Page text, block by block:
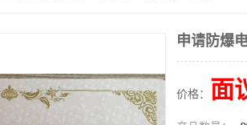
申请防爆
价格： 面